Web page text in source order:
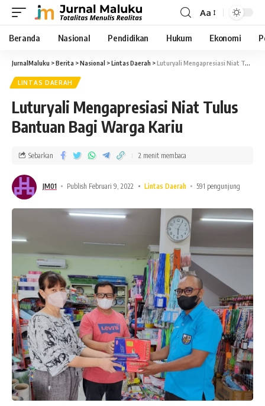
Aa
Beranda Nasional Pendidikan Hukum Ekonomi
JurnalMaluku >Berita >Nasional >Lintas Daerah >Luturyali Mengapresiasi Niat Tulus Bantuan Bagi Warga Kariu
LINTAS DAERAH
Luturyali Mengapresiasi Niat Tulus
Bantuan Bagi Warga Kariu
JM01 Publish Februari 9, 2022 Lintas Daerah 591 pengunjung
Sebarkan 2 menit membaca